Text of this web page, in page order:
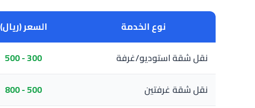
نوع الخدمة السعر (ريال)
نقل شقة استوديو/غرفة
300 - 500
نقل شقة غرفتين 500 - 800